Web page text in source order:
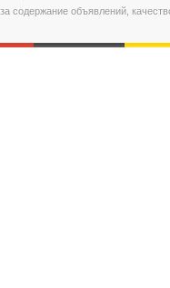
содержание объявлений,